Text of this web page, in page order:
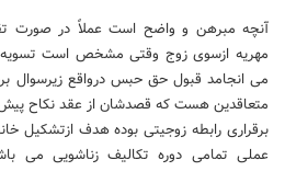
آنچه مبرهن و واضح است عملاً در صورت
مهریه ازسوی زوج وقتی مشخص است
می انجامد قبول حق حبس درواقع زیرسوال
متعاقدین هست که قصدشان از عقد نکاح پیش
برقراری رابطه زوجیتی بوده هدف ازتشکیل
عملی تمامی دوره تکالیف زناشویی می